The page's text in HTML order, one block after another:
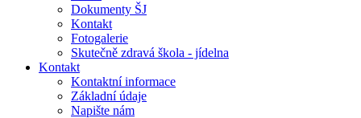
Dokumenty ŠJ
Kontakt
Fotogalerie
Skutečně zdravá škola - jídelna
Kontakt
Kontaktní informace
Základní údaje
Napište nám